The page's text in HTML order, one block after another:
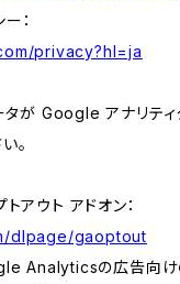
：
privacy?hl=ja
タが Google アナリテ
。
アウト アドオン：
dlpage/gaoptout
Analyticsの広告向